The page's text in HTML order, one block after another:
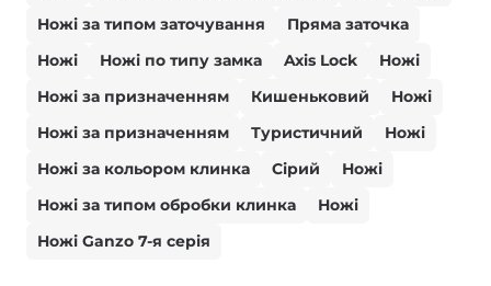
Ножі за типом заточування
Пряма заточка
Ножі
Ножі по типу замка Axis Lock
Ножі
Ножі за призначенням
Кишеньковий
Ножі
Ножі за призначенням
Туристичний
Ножі
Ножі за кольором клинка
Сірий
Ножі
Ножі за типом обробки клинка
Ножі
Ножі Ganzo 7-я серія